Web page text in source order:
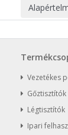
Vezetékes
Gőztisztítók
Légtisztítók
Ipari